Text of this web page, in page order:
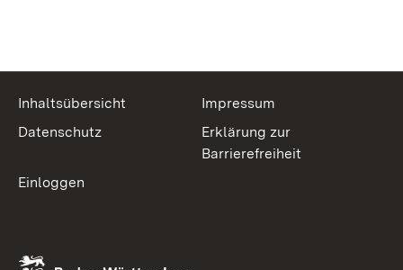
Inhaltsübersicht
Impressum
Datenschutz
Erklärung zur
Barrierefreiheit
Einloggen